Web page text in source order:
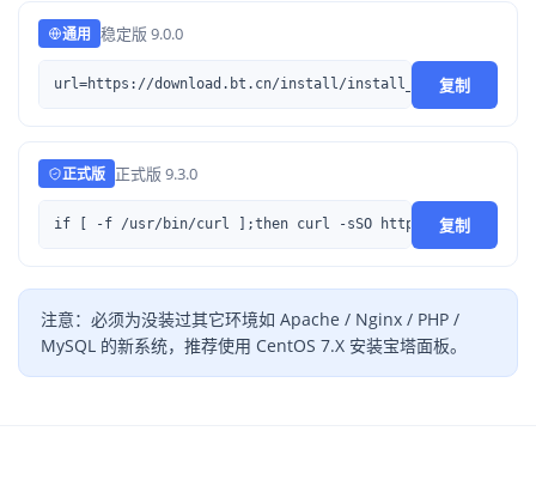
通用 稳定版 9.0.0
url=https://download.bt.cn/install/install_lts.sh ;if [ -f
复制
正式版 正式版 9.3.0
if [ -f /usr/bin/curl ];then curl -sSO https:// 复制
注意：必须为没装过其它环境如 Apache / Nginx / PHP /
MySQL 的新系统，推荐使用 CentOS 7.X 安装宝塔面板。